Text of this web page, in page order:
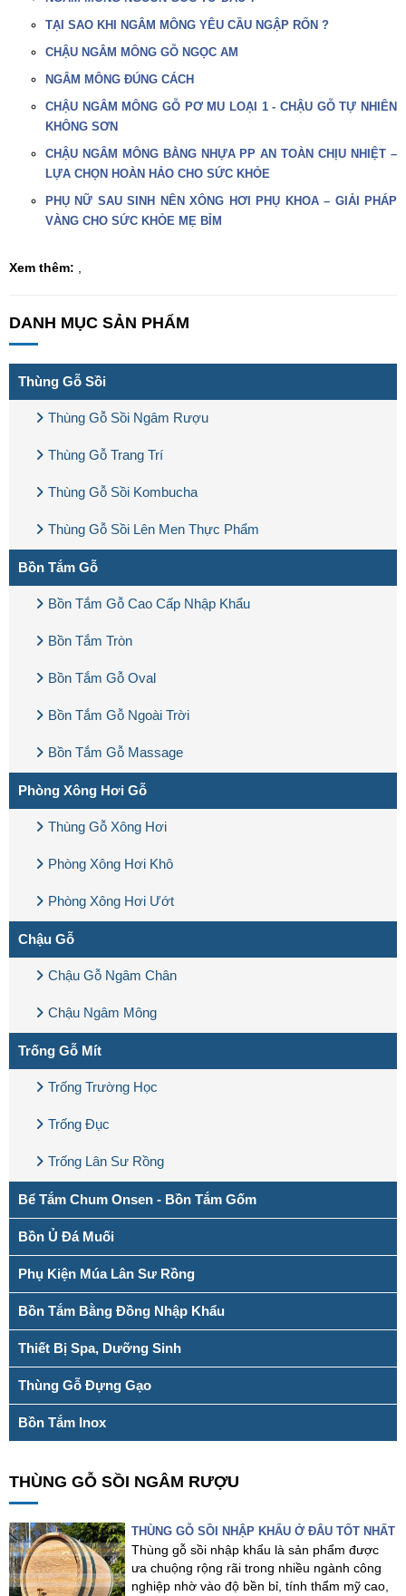
TẠI SAO KHI NGÂM MÔNG YÊU CẦU NGẬP RỐN ?
CHẬU NGÂM MÔNG GỖ NGỌC AM
NGÂM MÔNG ĐÚNG CÁCH
CHẬU NGÂM MÔNG GỖ PƠ MU LOẠI 1 - CHẬU GỖ TỰ NHIÊN
KHÔNG SƠN
CHẬU NGÂM MÔNG BẰNG NHỰA PP AN TOÀN CHỊU NHIỆT –
LỰA CHỌN HOÀN HẢO CHO SỨC KHỎE
PHỤ NỮ SAU SINH NÊN XÔNG HƠI PHỤ KHOA – GIẢI PHÁP
VÀNG CHO SỨC KHỎE MẸ BỈM
Xem thêm:
DANH MỤC SẢN PHẨM
Thùng Gỗ Sồi
Thùng Gỗ Sồi Ngâm Rượu
Thùng Gỗ Trang Trí
Thùng Gỗ Sồi Kombucha
Thùng Gỗ Sồi Lên Men Thực Phẩm
Bồn Tắm Gỗ
Bồn Tắm Gỗ Cao Cấp Nhập Khẩu
Bồn Tắm Tròn
Bồn Tắm Gỗ Oval
Bồn Tắm Gỗ Ngoài Trời
Bồn Tắm Gỗ Massage
Phòng Xông Hơi Gỗ
Thùng Gỗ Xông Hơi
Phòng Xông Hơi Khô
Phòng Xông Hơi Ướt
Chậu Gỗ
Chậu Gỗ Ngâm Chân
Chậu Ngâm Mông
Trống Gỗ Mít
Trống Trường Học
Trống Đục
Trống Lân Sư Rồng
Bể Tắm Chum Onsen - Bồn Tắm Gốm
Bồn Ủ Đá Muối
Phụ Kiện Múa Lân Sư Rồng
Bồn Tắm Bằng Đồng Nhập Khẩu
Thiết Bị Spa, Dưỡng Sinh
Thùng Gỗ Đựng Gạo
Bồn Tắm Inox
THÙNG GỖ SỒI NGÂM RƯỢU
THÙNG GỖ SỒI NHẬP KHẨU Ở ĐÂU TỐT NHẤT
Thùng gỗ sồi nhập khẩu là sản phẩm được
ưa chuộng rộng rãi trong nhiều ngành công
nghiệp nhờ vào độ bền bỉ, tính thẩm mỹ cao,